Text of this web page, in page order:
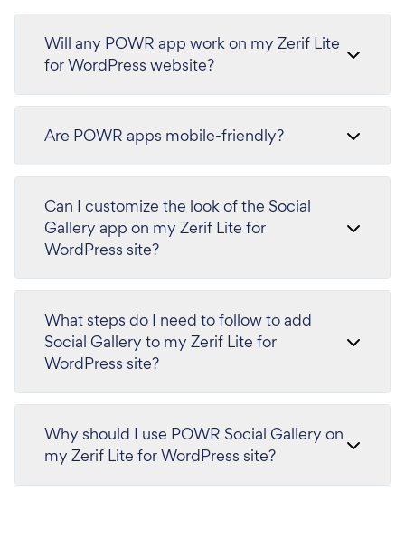
Will any POWR app work on my Zerif Lite
for WordPress website?
Are POWR apps mobile-friendly?
Can I customize the look of the Social
Gallery app on my Zerif Lite for
WordPress site?
What steps do I need to follow to add
Social Gallery to my Zerif Lite for
WordPress site?
Why should I use POWR Social Gallery on
my Zerif Lite for WordPress site?